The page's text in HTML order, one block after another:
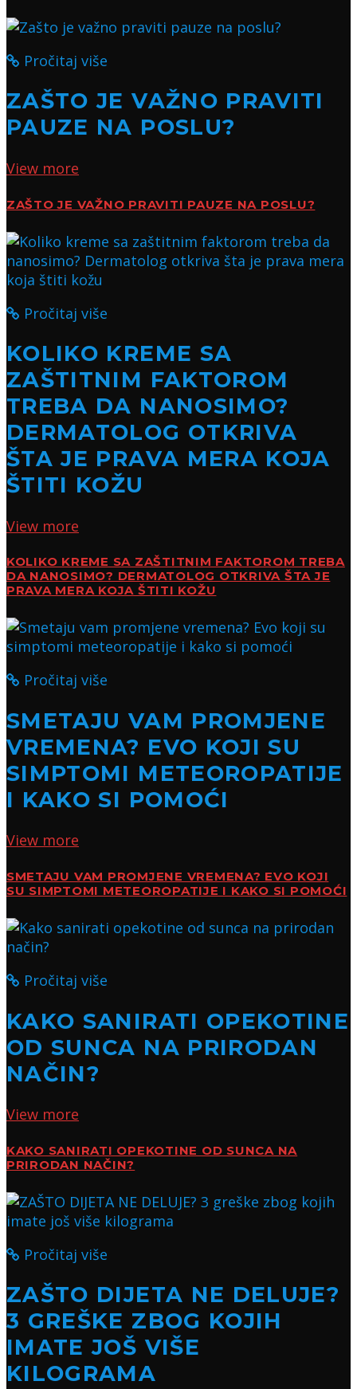
Pročitaj više
ZAŠTO JE VAŽNO PRAVITI
PAUZE NA POSLU?
View more
ZAŠTO JE VAŽNO PRAVITI PAUZE NA POSLU?
Pročitaj više
KOLIKO KREME SA
ZAŠTITNIM FAKTOROM
TREBA DA NANOSIMO?
DERMATOLOG OTKRIVA
ŠTA JE PRAVA MERA KOJA
ŠTITI KOŽU
View more
KOLIKO KREME SA ZAŠTITNIM FAKTOROM TREBA
DA NANOSIMO? DERMATOLOG OTKRIVA ŠTA JE
PRAVA MERA KOJA ŠTITI KOŽU
Pročitaj više
SMETAJU VAM PROMJENE
VREMENA? EVO KOJI SU
SIMPTOMI METEOROPATIJE
I KAKO SI POMOĆI
View more
SMETAJU VAM PROMJENE VREMENA? EVO KOJI
SU SIMPTOMI METEOROPATIJE I KAKO SI POMOĆI
Pročitaj više
KAKO SANIRATI OPEKOTINE
OD SUNCA NA PRIRODAN
NAČIN?
View more
KAKO SANIRATI OPEKOTINE OD SUNCA NA
PRIRODAN NAČIN?
Pročitaj više
ZAŠTO DIJETA NE DELUJE?
3 GREŠKE ZBOG KOJIH
IMATE JOŠ VIŠE
KILOGRAMA